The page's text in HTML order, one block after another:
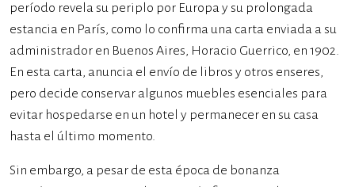
período revela su periplo por Europa y su prolongada
estancia en París, como lo confirma una carta enviada a su
administrador en Buenos Aires, Horacio Guerrico, en 1902.
En esta carta, anuncia el envío de libros y otros enseres,
pero decide conservar algunos muebles esenciales para
evitar hospedarse en un hotel y permanecer en su casa
hasta el último momento.
Sin embargo, a pesar de esta época de bonanza